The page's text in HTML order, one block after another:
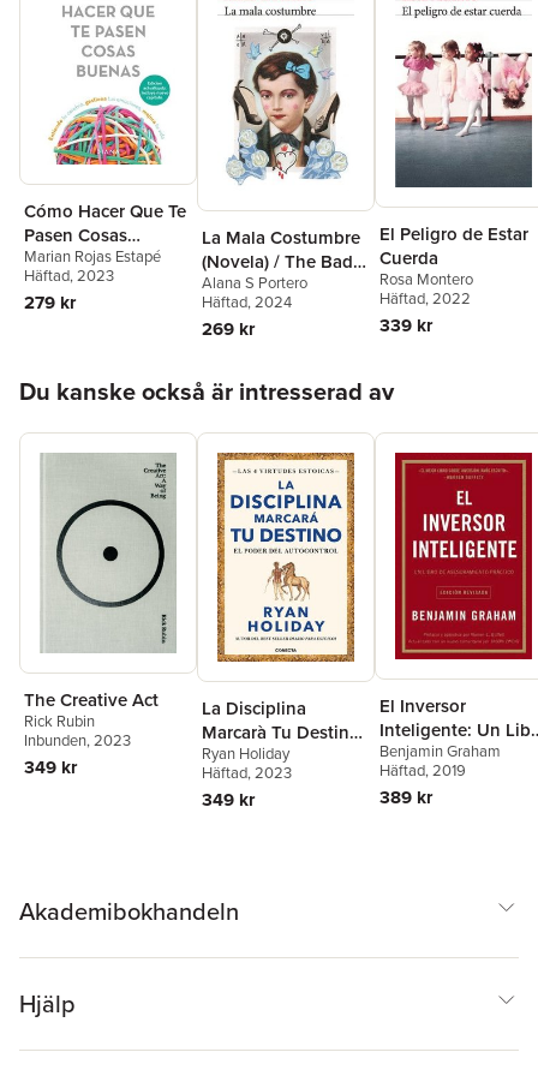
Cómo Hacer Que Te
Pasen Cosas
Buenas: Entiende
Tu Cerebro,
Gestiona Tus
Make Good Things
Happen
Marian Rojas Estapé
Häftad, 2023
279 kr
La Mala Costumbre
(Novela) / The Bad
Habit (a Novel)
Alana S Portero
Häftad, 2024
269 kr
El Peligro de Estar
Cuerda
Rosa Montero
Häftad, 2022
339 kr
Du kanske också är intresserad av
The Creative Act
Rick Rubin
Inbunden, 2023
349 kr
La Disciplina
Marcarà Tu Destino
/ Discipline Is
Destiny: The Power
of Self-Control
Ryan Holiday
Häftad, 2023
349 kr
El Inversor
Inteligente: Un
de Asesoramiento
Práctico = The
Intelligent Investor
Benjamin Graham
Häftad, 2019
389 kr
Akademibokhandeln
Hjälp